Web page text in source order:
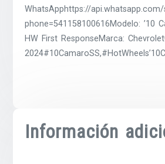
WhatsApphttps://api.whatsapp.com/
phone=541158100616Modelo: ’10
HW First ResponseMarca:
Información